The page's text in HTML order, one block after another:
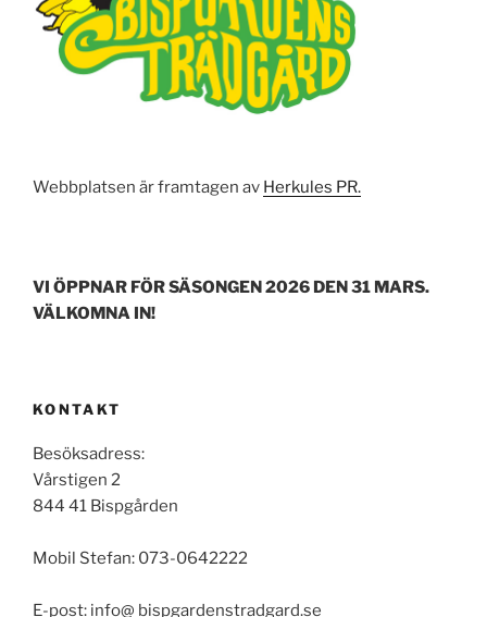
Webbplatsen är framtagen av Herkules PR.
VI ÖPPNAR FÖR SÄSONGEN 2026 DEN 31 MARS.
VÄLKOMNA IN!
KONTAKT
Besöksadress:
Vårstigen 2
844 41 Bispgården
Mobil Stefan: 073-0642222
E-post: info@ bispgardenstradgard.se